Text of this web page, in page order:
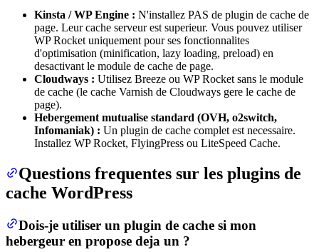
Kinsta / WP Engine : N'installez PAS de plugin de cache de
page. Leur cache serveur est superieur. Vous pouvez utiliser
WP Rocket uniquement pour ses fonctionnalites
d'optimisation (minification, lazy loading, preload) en
desactivant le module de cache de page.
Cloudways : Utilisez Breeze ou WP Rocket sans le module
de cache (le cache Varnish de Cloudways gere le cache de
page).
Hebergement mutualise standard (OVH, o2switch,
Infomaniak) : Un plugin de cache complet est necessaire.
Installez WP Rocket, FlyingPress ou LiteSpeed Cache.
Questions frequentes sur les plugins de
cache WordPress
Dois-je utiliser un plugin de cache si mon
hebergeur en propose deja un ?